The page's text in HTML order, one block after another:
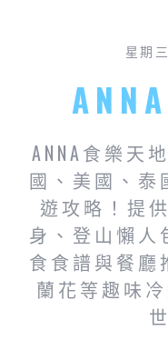
星期
ANNA食樂天
國、美國、泰
遊攻略！提
身、登山懶人
食食譜與餐廳
蘭花等趣味